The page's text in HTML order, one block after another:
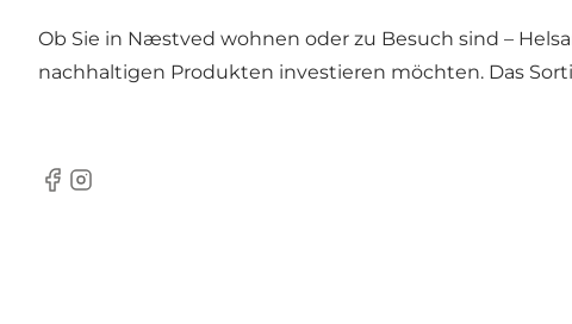
Ob Sie in Næstved wohnen oder zu Besuch sind –
nachhaltigen Produkten investieren möchten. Das
Facebook
Instagram